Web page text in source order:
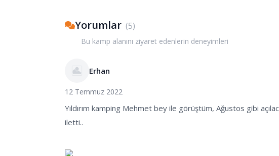
Yorumlar (5)
Bu kamp alanını ziyaret edenlerin deneyimleri
Erhan
12 Temmuz 2022
Yıldırım kamping Mehmet bey ile görüştüm, Ağustos gibi
iletti..